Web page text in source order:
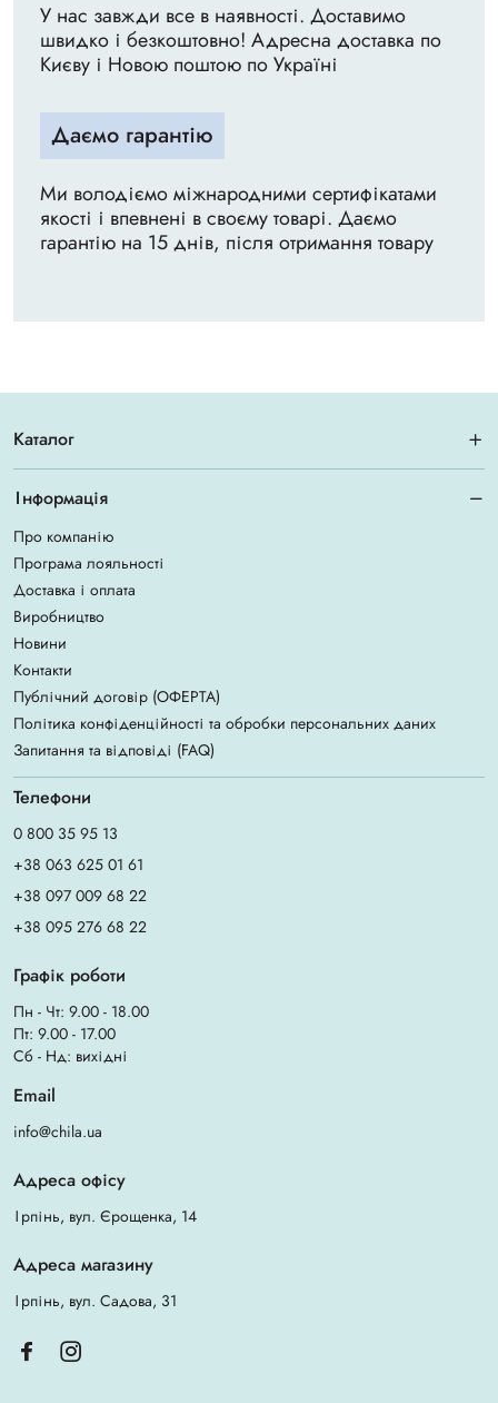
У нас завжди все в наявності. Доставимо
швидко і безкоштовно! Адресна доставка по
Києву і Новою поштою по Україні
Даємо гарантію
Ми володіємо міжнародними сертифікатами
якості і впевнені в своєму товарі. Даємо
гарантію на 15 днів, після отримання товару
Каталог
Інформація
Про компанію
Програма лояльності
Доставка і оплата
Виробництво
Новини
Контакти
Публічний договір (ОФЕРТА)
Політика конфіденційності та обробки персональних даних
Запитання та відповіді (FAQ)
Телефони
0 800 35 95 13
+38 063 625 01 61
+38 097 009 68 22
+38 095 276 68 22
Графік роботи
Пн - Чт: 9.00 - 18.00
Пт: 9.00 - 17.00
Сб - Нд: вихідні
Email
info@chila.ua
Адреса офісу
Ірпінь, вул. Єрощенка, 14
Адреса магазину
Ірпінь, вул. Садова, 31